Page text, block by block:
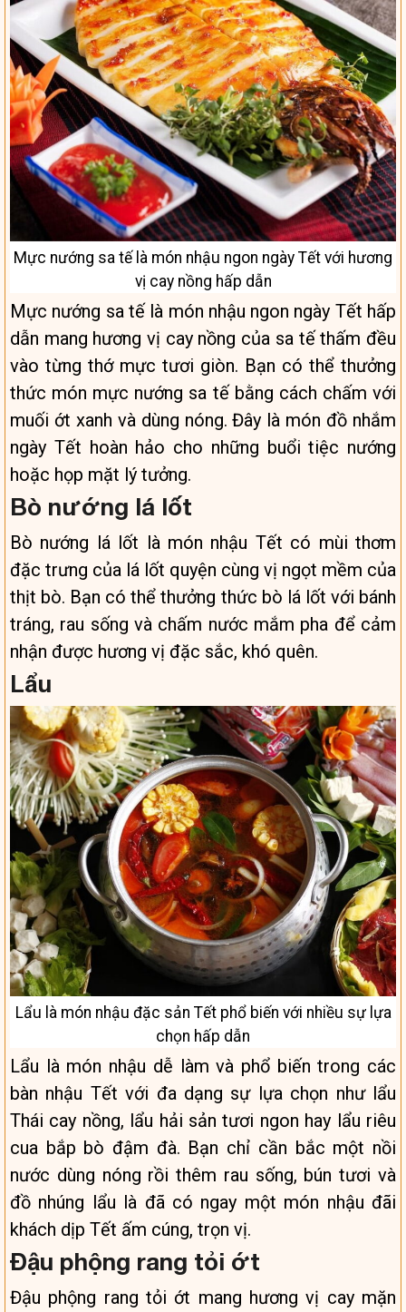
Mực nướng sa tế là món nhậu ngon ngày Tết với hương
vị cay nồng hấp dẫn
Mực nướng sa tế là món nhậu ngon ngày Tết hấp
dẫn mang hương vị cay nồng của sa tế thấm đều
vào từng thớ mực tươi giòn. Bạn có thể thưởng
thức món mực nướng sa tế bằng cách chấm với
muối ớt xanh và dùng nóng. Đây là món đồ nhắm
ngày Tết hoàn hảo cho những buổi tiệc nướng
hoặc họp mặt lý tưởng.
Bò nướng lá lốt
Bò nướng lá lốt là món nhậu Tết có mùi thơm
đặc trưng của lá lốt quyện cùng vị ngọt mềm của
thịt bò. Bạn có thể thưởng thức bò lá lốt với bánh
tráng, rau sống và chấm nước mắm pha để cảm
nhận được hương vị đặc sắc, khó quên.
Lẩu
Lẩu là món nhậu đặc sản Tết phổ biến với nhiều sự lựa
chọn hấp dẫn
Lẩu là món nhậu dễ làm và phổ biến trong các
bàn nhậu Tết với đa dạng sự lựa chọn như lẩu
Thái cay nồng, lẩu hải sản tươi ngon hay lẩu riêu
cua bắp bò đậm đà. Bạn chỉ cần bắc một nồi
nước dùng nóng rồi thêm rau sống, bún tươi và
đồ nhúng lẩu là đã có ngay một món nhậu đãi
khách dịp Tết ấm cúng, trọn vị.
Đậu phộng rang tỏi ớt
Đậu phộng rang tỏi ớt mang hương vị cay mặn